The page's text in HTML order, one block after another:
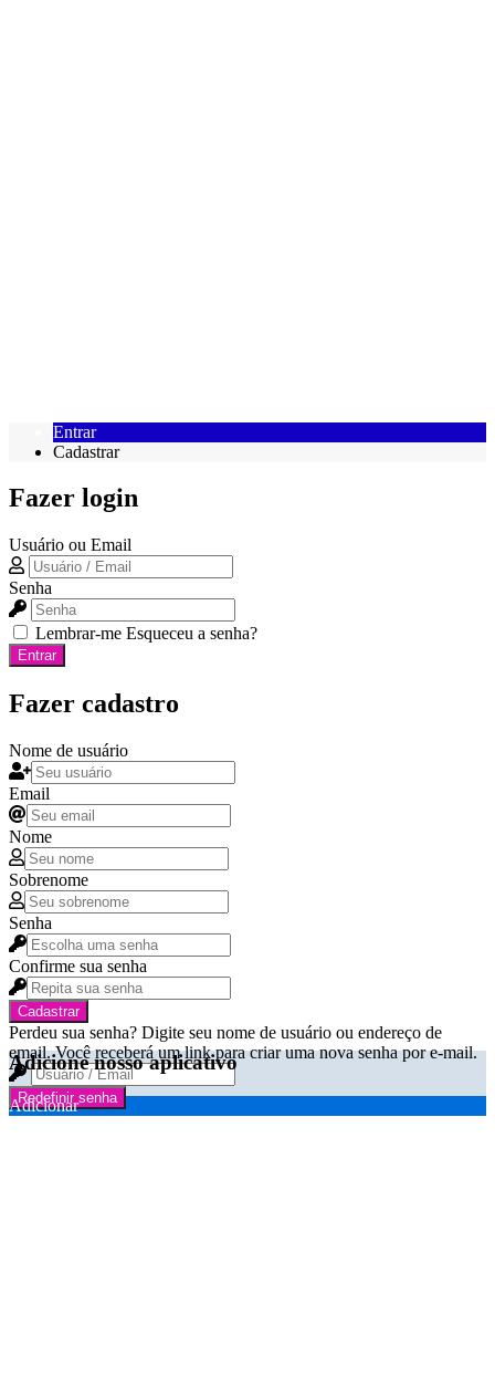
Entrar
Cadastrar
Fazer login
Usuário ou Email
Senha
Lembrar-me Esqueceu a senha?
Entrar
Fazer cadastro
Nome de usuário
Email
Nome
Sobrenome
Senha
Confirme sua senha
Cadastrar
Perdeu sua senha? Digite seu nome de usuário ou endereço de
email. Você receberá um link para criar uma nova senha por e-mail.
Redefinir senha
Adicione nosso aplicativo
Adicionar